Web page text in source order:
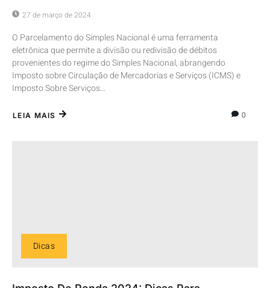
27 de março de 2024
O Parcelamento do Simples Nacional é uma ferramenta
eletrônica que permite a divisão ou redivisão de débitos
provenientes do regime do Simples Nacional, abrangendo
Imposto sobre Circulação de Mercadorias e Serviços (ICMS) e
Imposto Sobre Serviços...
LEIA MAIS 0
Dicas